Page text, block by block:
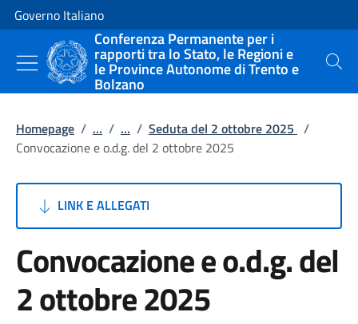
Vai al contenuto
Vai alla navigazione del sito
Governo Italiano
Conferenza Permanente per i
rapporti tra lo Stato, le Regioni e
le Province Autonome di Trento e
Bolzano
Cerca
Homepage / ... / ... / Seduta del 2 ottobre 2025 /
Convocazione e o.d.g. del 2 ottobre 2025
LINK E ALLEGATI
Convocazione e o.d.g. del
2 ottobre 2025